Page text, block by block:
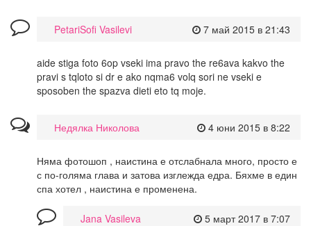
7 май 2015 в 21:43
PetariSofi Vasilevi
aide stiga foto 6op vseki ima pravo the re6ava kakvo the
pravi s tqloto si dr e ako nqma6 volq sori ne vseki e
sposoben the spazva dieti eto tq moje.
4 юни 2015 в 8:22
Недялка Николова
Няма фотошоп , наистина е отслабнала много, просто е
с по-голяма глава и затова изглежда едра. Бяхме в един
спа хотел , наистина е променена.
5 март 2017 в 7:07
Jana Vasileva